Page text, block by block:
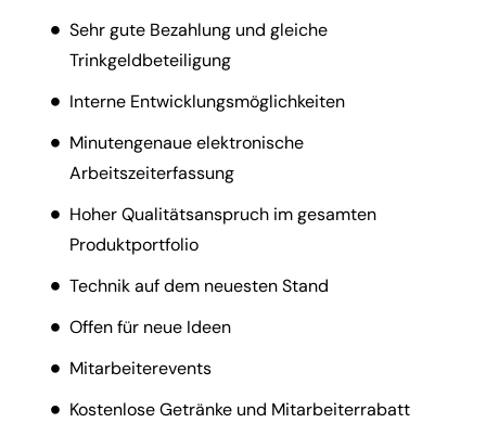
Sehr gute Bezahlung und gleiche
Trinkgeldbeteiligung
Interne Entwicklungsmöglichkeiten
Minutengenaue elektronische
Arbeitszeiterfassung
Hoher Qualitätsanspruch im gesamten
Produktportfolio
Technik auf dem neuesten Stand
Offen für neue Ideen
Mitarbeiterevents
Kostenlose Getränke und Mitarbeiterrabatt